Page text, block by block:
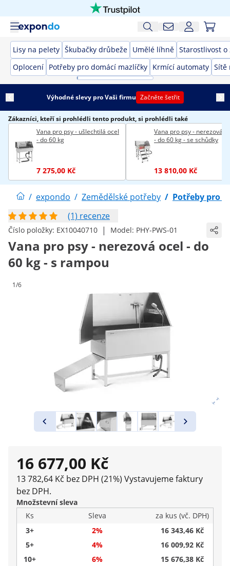
Lisy na pelety Škubačky drůbeže Umělé líhně Starostlivost o
Oplocení Potřeby pro domácí mazlíčky Krmící automaty Sítě
Výhodné slevy pro Vaši firmu Začněte šetřit
Zákazníci, kteří si prohlédli tento produkt, si prohlédli také
Vana pro psy - ušlechtilá ocel
- do 60 kg
7 275,00 Kč
Vana pro psy - nerezová
- do 60 kg - se schůdky
13 810,00 Kč
/ expondo / Zemědělské potřeby / Potřeby pro
(1) recenze
Číslo položky: EX10040710 | Model: PHY-PWS-01
Vana pro psy - nerezová ocel - do
60 kg - s rampou
1/6
16 677,00 Kč
13 782,64 Kč bez DPH (21%) Vystavujeme faktury
bez DPH.
Množstevní sleva
Ks
Sleva
za kus (vč. DPH)
3+
2%
16 343,46 Kč
5+
4%
16 009,92 Kč
10+
6% 15 676,38 Kč